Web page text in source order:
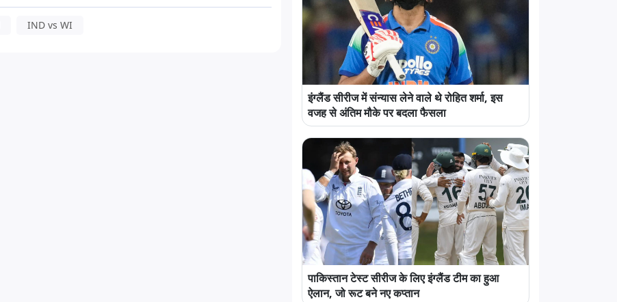
IND vs WI
इंग्लैंड सीरीज में संन्यास लेने वाले थे रोहित शर्मा, इस
वजह से अंतिम मौके पर बदला फैसला
पाकिस्तान टेस्ट सीरीज के लिए इंग्लैंड टीम का हुआ
ऐलान, जो रूट बने नए कप्तान